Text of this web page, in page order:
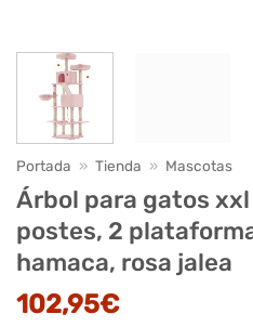
Portada » Tienda » Mascotas
Árbol para gatos xxl
postes, 2
hamaca, rosa jalea
102,95€